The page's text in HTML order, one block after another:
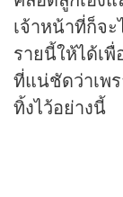
เจ้าหน้าที่ก็จ
รายนี้ให้ได้เ
ที่แน่ชัดว่าเพ
ทิ้งไว้อย่างนี้